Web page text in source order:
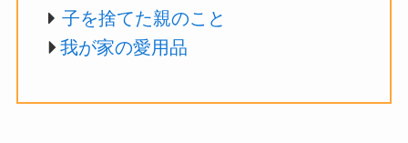
子を捨てた親のこと
我が家の愛用品